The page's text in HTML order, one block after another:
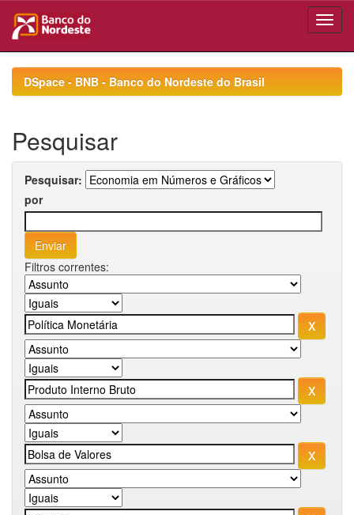
navigationDSpace - BNB - Banco do Nordeste do Brasil
Pesquisar
Pesquisar:
por
Filtros correntes: